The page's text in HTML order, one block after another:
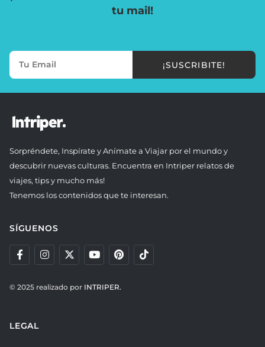
tu mail!
¡SUSCRIBITE!
Sorpréndete, Inspírate y Anímate a Viajar por el mundo y
descubrir nuevas culturas. Encuentra en Intriper relatos de
viajes, tips y mucho más!
Tenemos los contenidos que te interesan.
SÍGUENOS
© 2025 realizado por INTRIPER.
LEGAL